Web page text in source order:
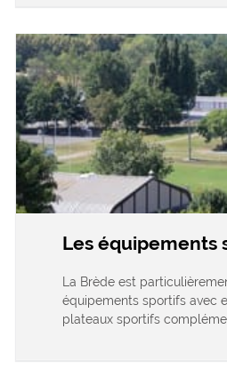
Les équipements
La Brède est
équipements sportifs avec
plateaux sportifs